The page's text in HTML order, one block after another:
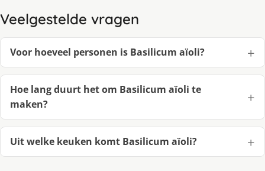
Veelgestelde vragen
Voor hoeveel personen is Basilicum aïoli?
Hoe lang duurt het om Basilicum aïoli te
maken?
Uit welke keuken komt Basilicum aïoli?